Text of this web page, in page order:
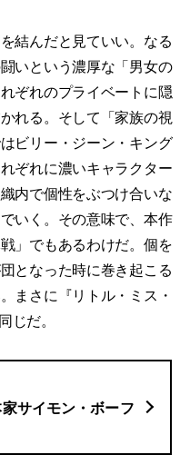
結んだと見ていい。なる
いという濃厚な「男女の
ぞれのプライベートに隠
れる。そして「家族の視
ビリー・ジーン・キング
ぞれに濃いキャラクター
内で個性をぶつけ合いな
いく。その意味で、本作
」でもあるわけだ。個を
となった時に巻き起こる
まさに『リトル・ミス・
じだ。
サイモン・ボーフ